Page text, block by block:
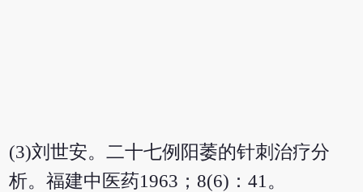
(3)刘世安。二十七例阳萎的针刺治疗分
析。福建中医药1963；8(6)：41。